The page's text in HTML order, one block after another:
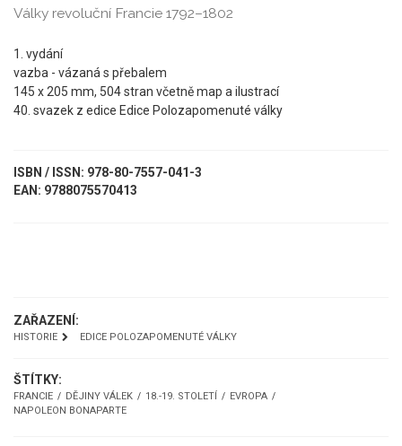
Války revoluční Francie 1792–1802
1. vydání
vazba - vázaná s přebalem
145 x 205 mm, 504 stran včetně map a ilustrací
40. svazek z edice Edice Polozapomenuté války
ISBN / ISSN: 978-80-7557-041-3
EAN: 9788075570413
ZAŘAZENÍ:
HISTORIE EDICE POLOZAPOMENUTÉ VÁLKY
ŠTÍTKY:
FRANCIE DĚJINY VÁLEK 18.-19. STOLETÍ
EVROPA
NAPOLEON BONAPARTE